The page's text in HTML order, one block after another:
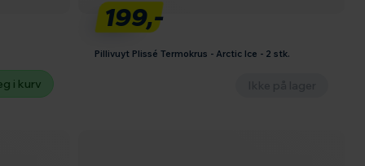
i kurv
199,-
Pillivuyt Plissé Termokrus - Arctic Ice - 2 stk.